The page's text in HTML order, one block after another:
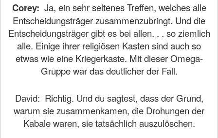
Corey: Ja, ein sehr seltenes Treffen, welches alle
Entscheidungsträger zusammenzubringt. Und die
Entscheidungsträger gibt es bei allen. . . so ziemlich
alle. Einige ihrer religiösen Kasten sind auch so
etwas wie eine Kriegerkaste. Mit dieser Omega-
Gruppe war das deutlicher der Fall.
David: Richtig. Und du sagtest, dass der Grund,
warum sie zusammenkamen, die Drohungen der
Kabale waren, sie tatsächlich auszulöschen.